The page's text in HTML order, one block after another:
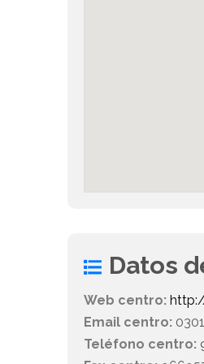
Datos
Web centro:
Email centro:
Teléfono centro: